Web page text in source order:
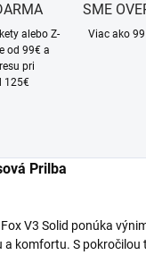
alebo Z-
od 99€ a
pri
125€
SME
Viac ako
Prilba
V3 Solid ponúka
a komfortu. S pokročilou